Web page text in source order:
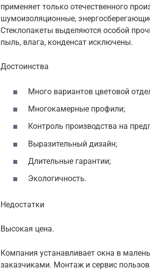
применяет только отечественного
шумоизоляционные,
Стеклопакеты выделяются особой
пыль, влага, конденсат исключены.
Достоинства
Много вариантов цветовой
Многокамерные профили;
Контроль производства на
Выразительный дизайн;
Длительные гарантии;
Экологичность.
Недостатки
Высокая цена.
Компания устанавливает окна в
заказчиками. Монтаж и сервис